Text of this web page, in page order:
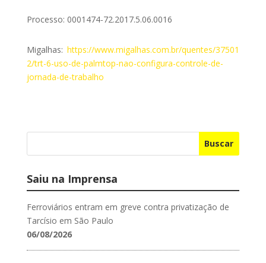
Processo: 0001474-72.2017.5.06.0016
Migalhas:https://www.migalhas.com.br/quentes/37501
2/trt-6-uso-de-palmtop-nao-configura-controle-de-
jornada-de-trabalho
Buscar
Saiu na Imprensa
Ferroviários entram em greve contra privatização de
Tarcísio em São Paulo
06/08/2026